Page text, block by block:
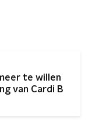
te willen
van Cardi B